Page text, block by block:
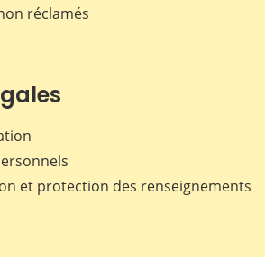
réclamés
et protection des renseignements